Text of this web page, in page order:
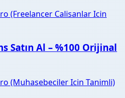
Satın Al – %100 Orijinal